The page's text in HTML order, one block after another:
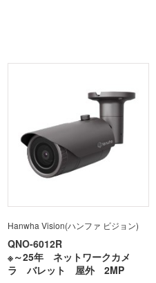
Hanwha Vision(ハンファ ビジョン)
QNO-6012R
※～25年 ネットワークカメ
ラ バレット 屋外 2MP